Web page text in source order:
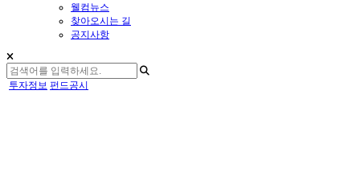
웰컴뉴스
찾아오시는 길
공지사항
투자정보 펀드공시